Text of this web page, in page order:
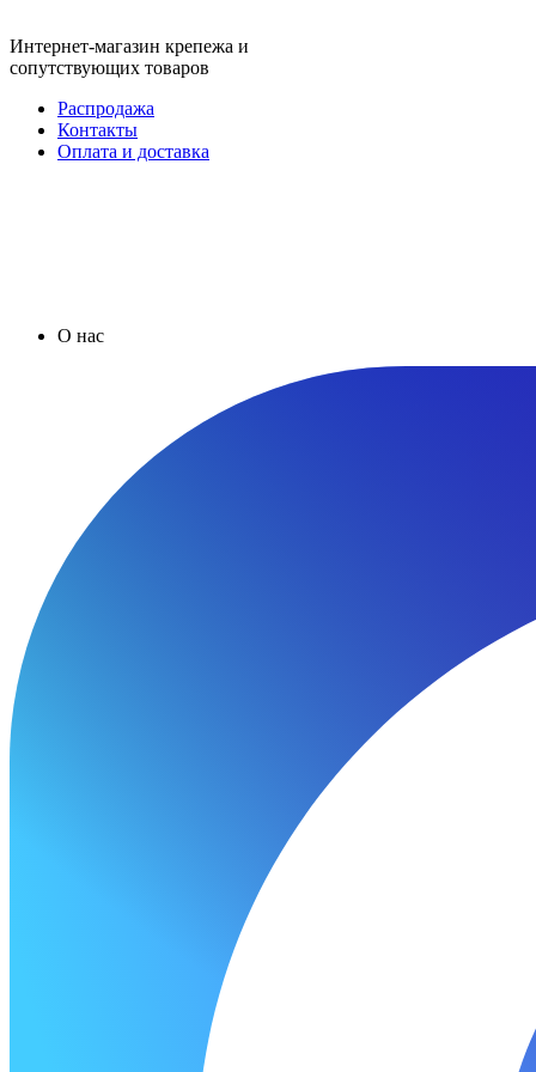
Интернет-магазин крепежа и
сопутствующих товаров
Распродажа
Контакты
Оплата и доставка
О нас